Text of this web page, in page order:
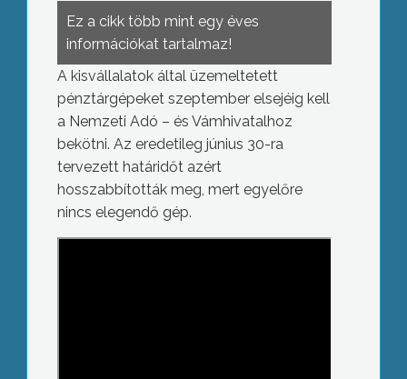
Ez a cikk több mint egy éves
információkat tartalmaz!
A kisvállalatok által üzemeltetett
pénztárgépeket szeptember elsejéig kell
a Nemzeti Adó – és Vámhivatalhoz
bekötni. Az eredetileg június 30-ra
tervezett határidőt azért
hosszabbították meg, mert egyelőre
nincs elegendő gép.